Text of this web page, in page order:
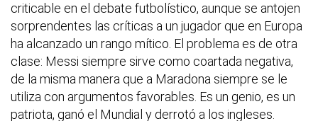
criticable en el debate futbolístico, aunque se antojen
sorprendentes las críticas a un jugador que en Europa
ha alcanzado un rango mítico. El problema es de otra
clase: Messi siempre sirve como coartada negativa,
de la misma manera que a Maradona siempre se le
utiliza con argumentos favorables. Es un genio, es un
patriota, ganó el Mundial y derrotó a los ingleses.